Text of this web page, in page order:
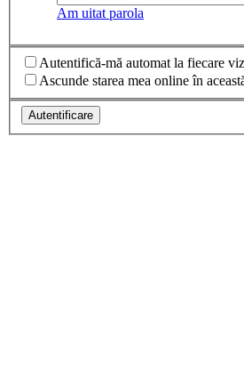
Am uitat parola
Autentifică-mă automat la fiecare
Ascunde starea mea online în